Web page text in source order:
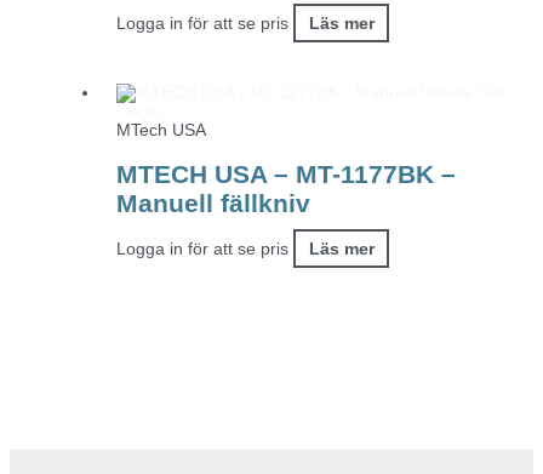
Logga in för att se pris Läs mer
MTech USA
MTECH USA – MT-1177BK –
Manuell fällkniv
Logga in för att se pris Läs mer